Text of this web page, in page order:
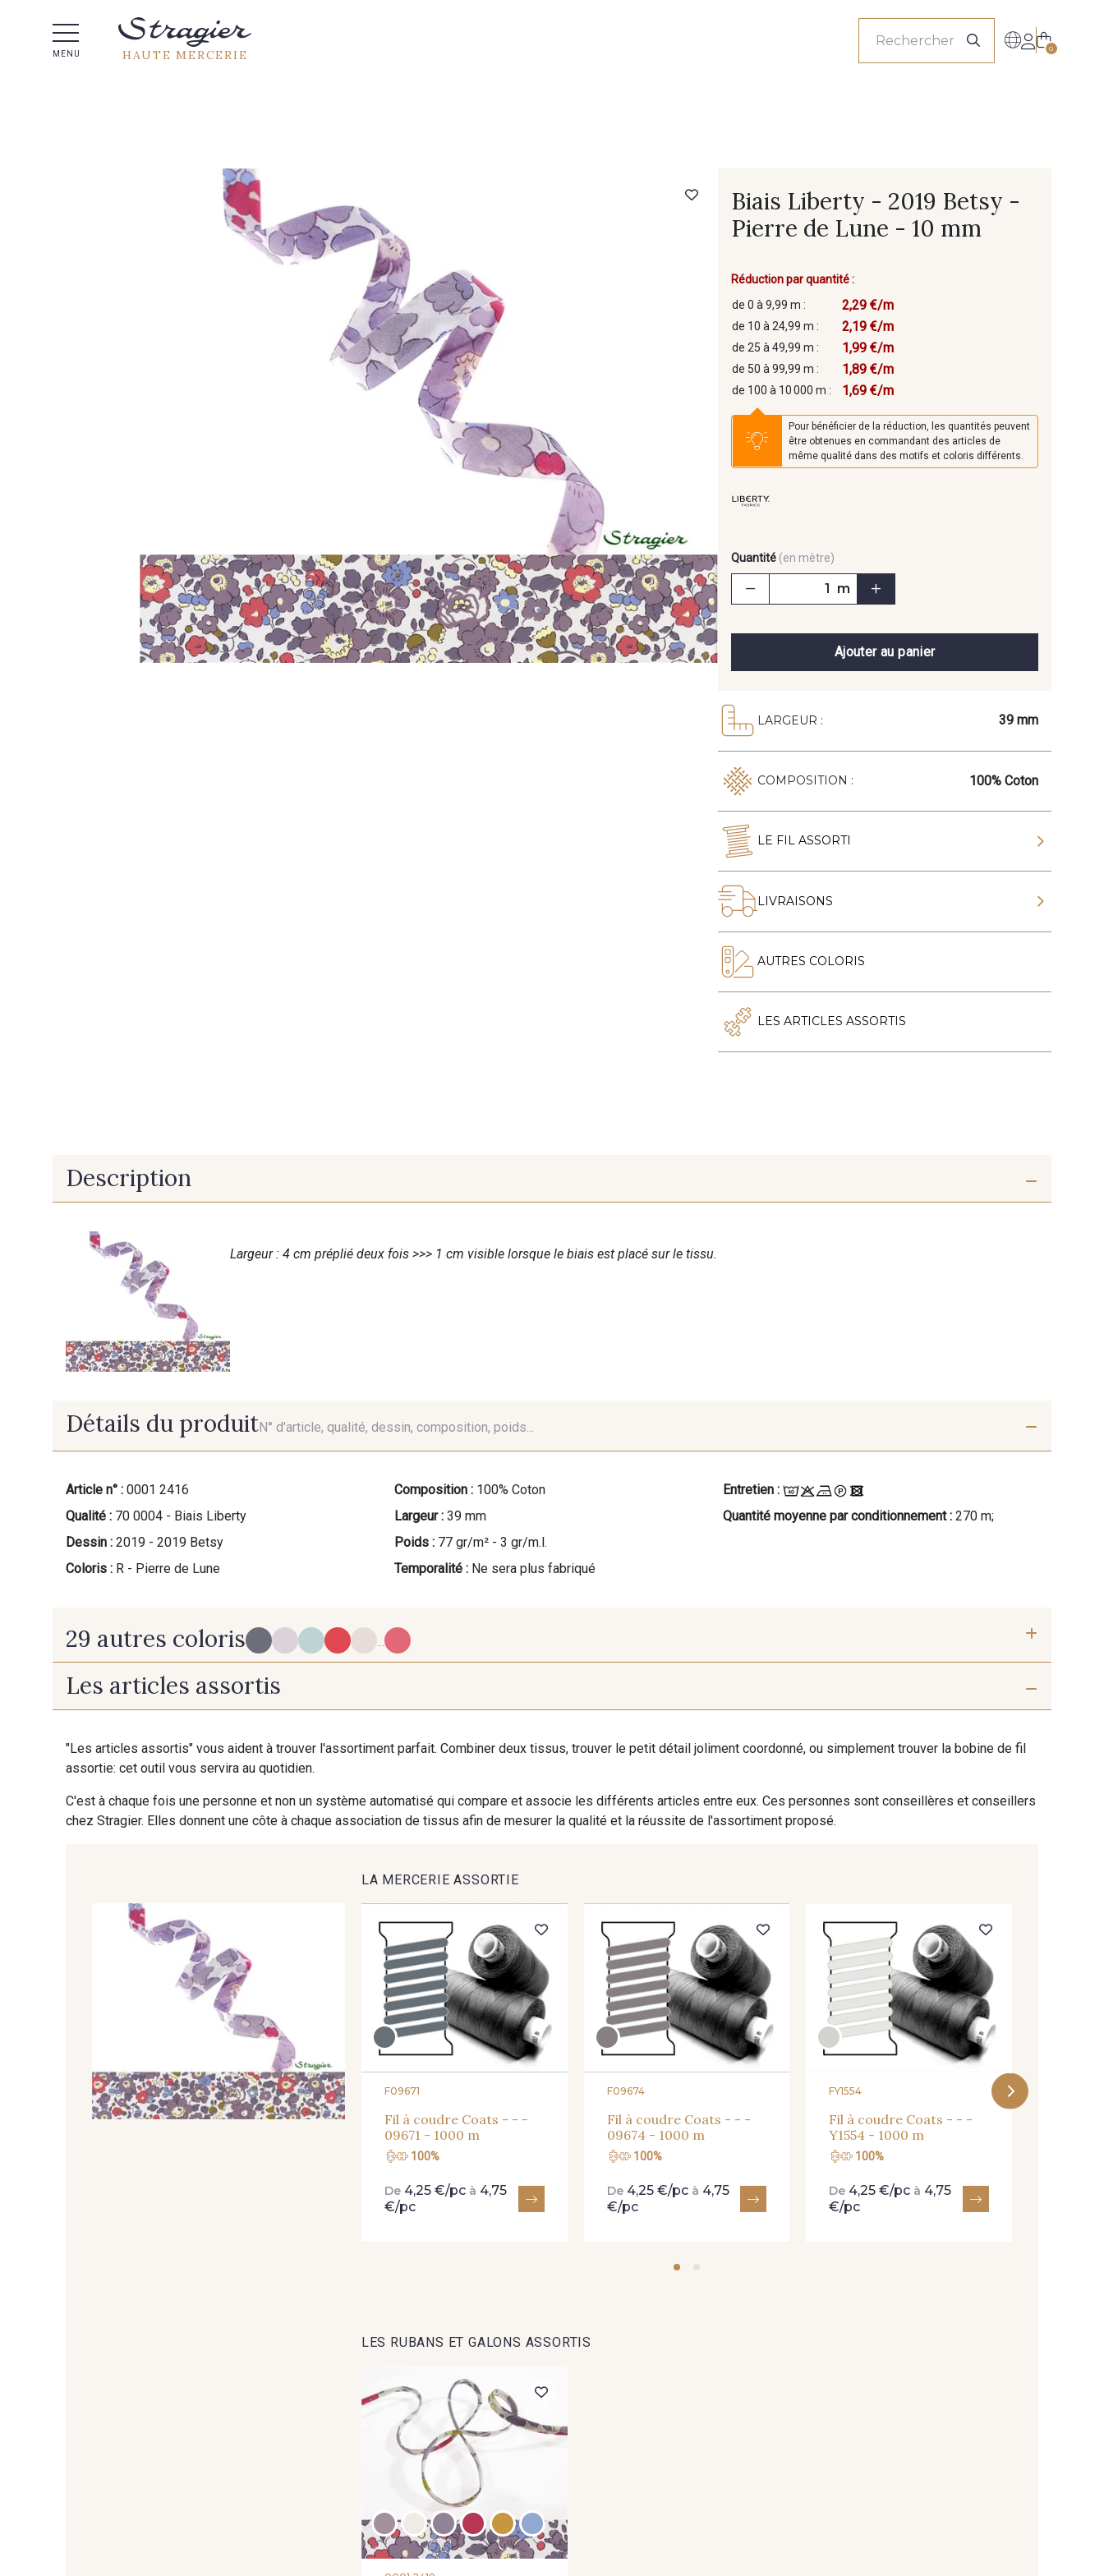
MENU HAUTE MERCERIE 0
Biais Liberty - 2019 Betsy -
Pierre de Lune - 10 mm
Réduction par quantité :
de 0 à 9,99 m :
2,29 €/m
de 10 à 24,99 m : 2,19 €/m
de 25 à 49,99 m : 1,99 €/m
de 50 à 99,99 m : 1,89 €/m
de 100 à 10 000 m : 1,69 €/m
Pour bénéficier de la réduction, les quantités peuvent
être obtenues en commandant des articles de
même qualité dans des motifs et coloris différents.
Quantité (en mètre)
m
Ajouter au panier
LARGEUR : 39 mm
COMPOSITION : 100% Coton
LE FIL ASSORTI
LIVRAISONS
AUTRES COLORIS
LES ARTICLES ASSORTIS
Description
Largeur : 4 cm préplié deux fois >>> 1 cm visible lorsque le biais est placé sur le tissu.
Détails du produitN° d'article, qualité, dessin, composition, poids...
Article n° : 0001 2416
Qualité : 70 0004 - Biais Liberty
Dessin : 2019 - 2019 Betsy
Coloris : R - Pierre de Lune
Composition : 100% Coton
Largeur : 39 mm
Poids : 77 gr/m² - 3 gr/m.l.
Temporalité : Ne sera plus fabriqué
Entretien :
Quantité moyenne par conditionnement : 270 m;
29 autres coloris ...
BI-C - Granit X - Platine
Z - Mandarine
BI-B - Guimauve
W1 - Soleil rose D - Aqua P - P
A - Bleu Layette
B20 - Asagao
L - Rose Buvard
C182 - Cuberdon
A19 - Fuchsia
B19 - Cupcake
AB - Rose Vanille
scintillant
G - Fraise Tagada
MTA - Pétale irisé MTB - Lilas Or clair irisé
Les articles assortis
"Les articles assortis" vous aident à trouver l'assortiment parfait. Combiner deux tissus, trouver le petit détail joliment coordonné, ou simplement trouver la bobine de fil
assortie: cet outil vous servira au quotidien.
C'est à chaque fois une personne et non un système automatisé qui compare et associe les différents articles entre eux. Ces personnes sont conseillères et conseillers
chez Stragier. Elles donnent une côte à chaque association de tissus afin de mesurer la qualité et la réussite de l'assortiment proposé.
LA MERCERIE ASSORTIE
F09671
Fil à coudre Coats - - -
09671 - 1000 m
100%
De 4,25 €/pc à 4,75
€/pc
F09674
Fil à coudre Coats - - -
09674 - 1000 m
100%
De 4,25 €/pc à 4,75
€/pc
FY1554
Fil à coudre Coats - - -
Y1554 - 1000 m
100%
De 4,25 €/pc à 4,75
€/pc
LES RUBANS ET GALONS ASSORTIS